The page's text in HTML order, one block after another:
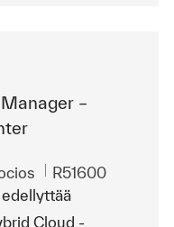
–
Id. de trabajo
R51600
Cloud -